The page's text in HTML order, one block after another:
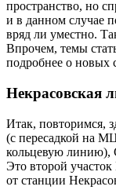
пространство, но
и в данном случае
вряд ли уместно.
Впрочем, темы
подробнее о новых
Некрасовская
Итак, повторимся,
(с пересадкой на
кольцевую линию),
Это второй
от станции